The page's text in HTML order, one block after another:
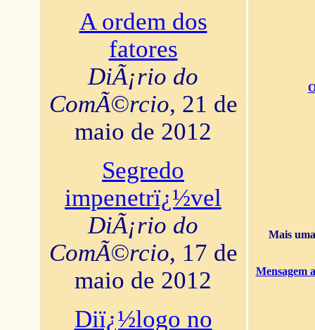
A ordem dos
fatores
DiÃ¡rio do
ComÃ©rcio, 21 de
maio de 2012
Segredo
impenetrï¿½vel
DiÃ¡rio do
ComÃ©rcio, 17 de
maio de 2012
Diï¿½logo no
Mais
Mensagem